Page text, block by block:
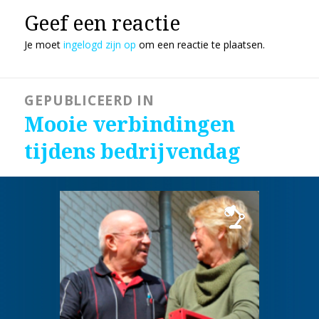
Geef een reactie
Je moetingelogd zijn op om een reactie te plaatsen.
navigatieGEPUBLICEERD IN
Mooie verbindingen
tijdens bedrijvendag